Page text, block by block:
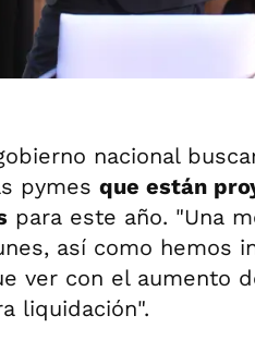
nacional
pymes que están
para este año. "Una
así como hemos
ver con el aumento
liquidación".